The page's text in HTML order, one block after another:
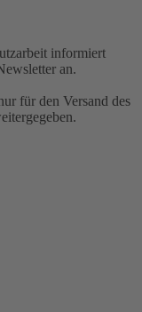
informiert
an.
für den Versand des